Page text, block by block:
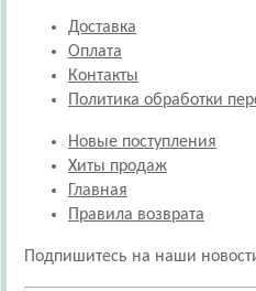
Доставка
Оплата
Контакты
Политика обработки
Новые поступления
Хиты продаж
Главная
Правила возврата
Подпишитесь на наши